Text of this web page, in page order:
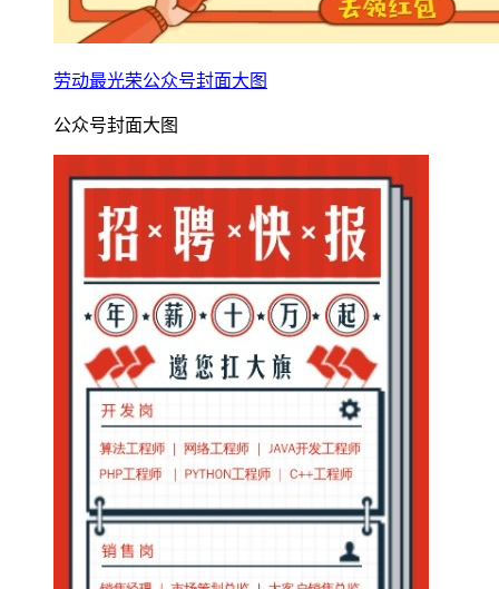
劳动最光荣公众号封面大图
公众号封面大图